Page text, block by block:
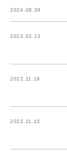
2024.08.29
2023.02.13
2022.11.18
2022.11.15